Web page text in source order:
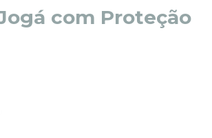
com Proteção